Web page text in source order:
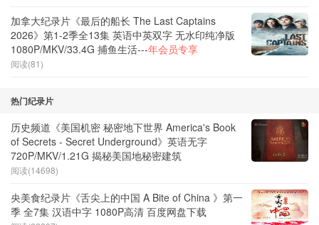
加拿大纪录片《最后的船长 The Last Captains
2026》第1-2季全13集 英语中英双字 无水印纯净版
1080P/MKV/33.4G 捕鱼生活---年会员专享
阅读(81)
热门纪录片
历史频道《美国机密 秘密地下世界 America's Book
of Secrets - Secret Underground》英语无字
720P/MKV/1.21G 揭秘美国地秘密建筑
阅读(14698)
央美食纪录片《舌尖上的中国 A Bite of China 》第一
季 全7集 汉语中字 1080P高清 百度网盘下载